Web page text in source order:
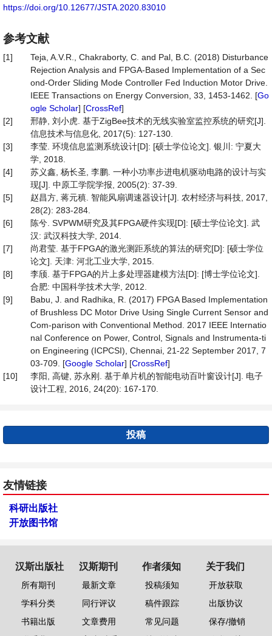
https://doi.org/10.12677/JSTA.2020.83010
参考文献
[1]
Teja, A.V.R., Chakraborty, C. and Pal, B.C. (2018) Disturbance
Rejection Analysis and FPGA-Based Implementation of a Sec
ond-Order Sliding Mode Controller Fed Induction Motor Drive.
IEEE Transactions on Energy Conversion, 33, 1453-1462. [Go
ogle Scholar] [CrossRef]
[2]
邢静, 刘小虎. 基于ZigBee技术的无线实验室监控系统的研究[J].
信息技术与信息化, 2017(5): 127-130.
[3]
李莹. 环境信息监测系统设计[D]: [硕士学位论文]. 银川: 宁夏大
学, 2018.
[4]
苏义鑫, 杨长圣, 李鹏. 一种小功率步进电机驱动电路的设计与实
现[J]. 中原工学院学报, 2005(2): 37-39.
[5]
赵昌方, 蒋元稹. 智能风扇调速器设计[J]. 农村经济与科技, 2017,
28(2): 283-284.
[6]
陈兮. SVPWM研究及其FPGA硬件实现[D]: [硕士学位论文]. 武
汉: 武汉科技大学, 2014.
[7]
尚君莹. 基于FPGA的激光测距系统的算法的研究[D]: [硕士学位
论文]. 天津: 河北工业大学, 2015.
[8]
李颀. 基于FPGA的片上多处理器建模方法[D]: [博士学位论文].
合肥: 中国科学技术大学, 2012.
[9]
Babu, J. and Radhika, R. (2017) FPGA Based Implementation
of Brushless DC Motor Drive Using Single Current Sensor and
Com-parison with Conventional Method. 2017 IEEE Internatio
nal Conference on Power, Control, Signals and Instrumenta-ti
on Engineering (ICPCSI), Chennai, 21-22 September 2017, 7
03-709. [Google Scholar] [CrossRef]
[10]
李阳, 高键, 苏永刚. 基于单片机的智能电动百叶窗设计[J]. 电子
设计工程, 2016, 24(20): 167-170.
投稿
友情链接
科研出版社
开放图书馆
汉斯出版社
所有期刊
学科分类
书籍出版
汉斯期刊
最新文章
同行评议
文章费用
作者须知
投稿须知
稿件跟踪
常见问题
关于我们
开放获取
出版协议
保存/撤销